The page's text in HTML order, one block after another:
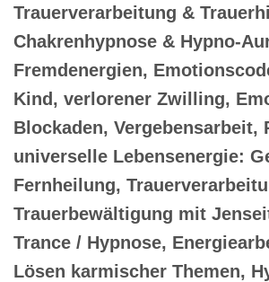
Trauerverarbeitung &
Chakrenhypnose & Hypno-
Fremdenergien,
Kind, verlorener Zwilling,
Blockaden, Vergebensarbeit,
universelle Lebensenergie:
Fernheilung,
Trauerbewältigung mit
Trance / Hypnose,
Lösen karmischer Themen,